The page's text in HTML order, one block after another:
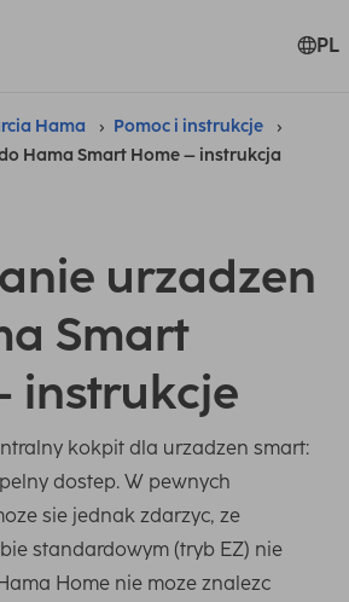
PL
Hama
Pomoc i instrukcje
Hama Smart Home – instrukcja
urzadzen
Smart
instrukcje
kokpit dla urzadzen smart:
dostep. W pewnych
sie jednak zdarzyc, ze
standardowym (tryb EZ) nie
Home nie moze znalezc